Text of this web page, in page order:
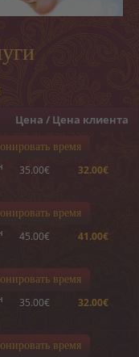
Цена / Цена клиента
время
35.00€ 32.00€
время
45.00€ 41.00€
время
35.00€ 32.00€
время